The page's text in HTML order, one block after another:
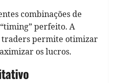
combinações de
perfeito. A
permite otimizar
os lucros.